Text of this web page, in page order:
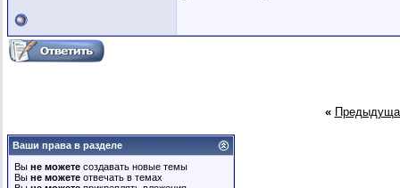
«
Ваши права в разделе
Вы не можете создавать новые темы
Вы не можете отвечать в темах